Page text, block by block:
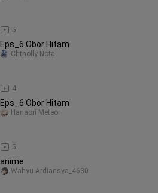
5
Eps_6 Obor Hitam
4
Chtholly Nota
Eps_6 Obor Hitam
5
Hanaori Meteor
anime
Wahyu Ardiansya_4630